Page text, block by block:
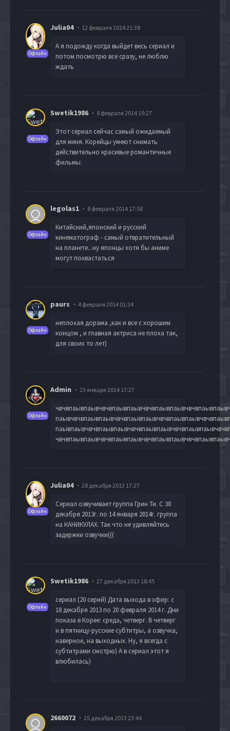
Офлайн
Julia04 12 февраля 2014 21:38
А я подожду когда выйдет весь сериал и
потом посмотрю все сразу, не люблю
ждать
Офлайн
Swetik1986 8 февраля 2014 19:27
Этот сериал сейчас самый ожидаемый
для меня. Корейцы умеют снимать
действительно красивые романтичные
фильмы.
Офлайн
legolas1 8 февраля 2014 17:58
Китайский,японский и русский
кинематограф - самый отвратительный
на планете...ну японцы хотя бы аниме
могут похвастаться
Офлайн
paurs 4 февраля 2014 01:34
неплохая дорама ,как и все с хорошим
концом , и главная актриса не плоха так,
для своих то лет)
Офлайн
Admin 23 января 2014 17:27
Офлайн
Julia04 28 декабря 2013 17:27
Сериал озвучивает группа Грин Ти. С 30
декабря 2013г. по 14 января 2014г. группа
на КАНИКУЛАХ. Так что не удивляйтесь
задержки озвучки(((
Офлайн
Swetik1986 27 декабря 2013 18:45
сериал (20 серий) Дата выхода в эфир: с
18 декабря 2013 по 20 февраля 2014 г. Дни
показа в Корее: среда, четверг. В четверг
и в пятницу-русские субтитры, а озвучка,
наверное, на выходных. Ну, я всегда с
субтитрами смотрю) А в сериал этот я
влюбилась)
2660072 25 декабря 2013 23:44